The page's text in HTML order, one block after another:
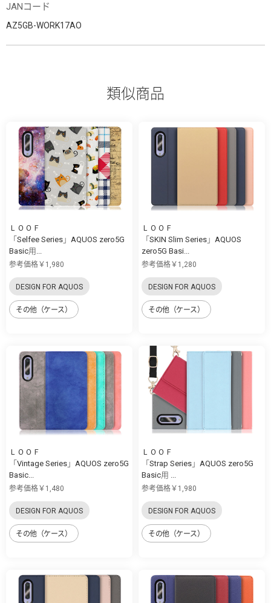
JANコード
AZ5GB-WORK17AO
類似商品
ＬＯＯＦ
「Selfee Series」AQUOS zero5G
Basic用...
参考価格￥1,980
DESIGN FOR AQUOS
その他（ケース）
ＬＯＯＦ
「SKIN Slim Series」AQUOS
zero5G Basi...
参考価格￥1,280
DESIGN FOR AQUOS
その他（ケース）
ＬＯＯＦ
「Vintage Series」AQUOS zero5G
Basic...
参考価格￥1,480
DESIGN FOR AQUOS
その他（ケース）
ＬＯＯＦ
「Strap Series」AQUOS zero5G
Basic用 ...
参考価格￥1,980
DESIGN FOR AQUOS
その他（ケース）